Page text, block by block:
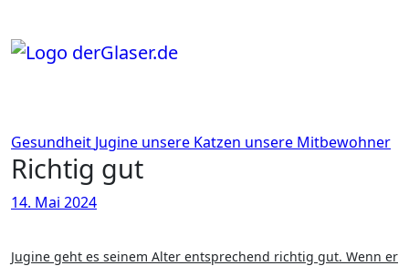
springen
Gesundheit Jugine unsere Katzen unsere Mitbewohner
Richtig gut
14. Mai 2024
Jugine geht es seinem Alter entsprechend richtig gut. Wenn er